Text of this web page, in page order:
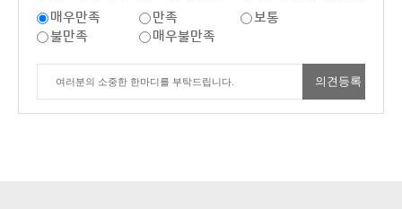
매우만족
만족
보통
불만족
매우불만족